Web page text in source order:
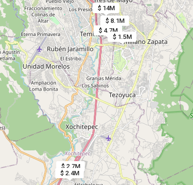
$ 2.4M
$ 4.7M
$ 8.1M
$ 1.5M
$ 14M
$ 2.7M